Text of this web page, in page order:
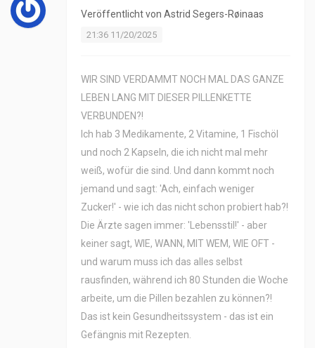
Veröffentlicht von Astrid Segers-Røinaas
21:36 11/20/2025
WIR SIND VERDAMMT NOCH MAL DAS GANZE
LEBEN LANG MIT DIESER PILLENKETTE
VERBUNDEN?!
Ich hab 3 Medikamente, 2 Vitamine, 1 Fischöl
und noch 2 Kapseln, die ich nicht mal mehr
weiß, wofür die sind. Und dann kommt noch
jemand und sagt: 'Ach, einfach weniger
Zucker!' - wie ich das nicht schon probiert hab?!
Die Ärzte sagen immer: 'Lebensstil!' - aber
keiner sagt, WIE, WANN, MIT WEM, WIE OFT -
und warum muss ich das alles selbst
rausfinden, während ich 80 Stunden die Woche
arbeite, um die Pillen bezahlen zu können?!
Das ist kein Gesundheitssystem - das ist ein
Gefängnis mit Rezepten.